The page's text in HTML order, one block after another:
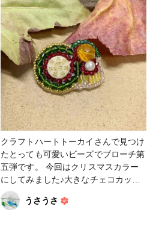
メルカリさんの方で洋書を購入してま
す🍀.* #その他 #ジャンクジャーナル
#ヴィンテージ
クラフトハートトーカイさんで見つけ
たとっても可愛いビーズでブローチ第
五弾です。 今回はクリスマスカラー
にしてみました♪大きなチェコカット
ビーズもつけてアクセントに。 #アク
セサリー #ビーズ #ビーズ＆パーツ #うさうさ